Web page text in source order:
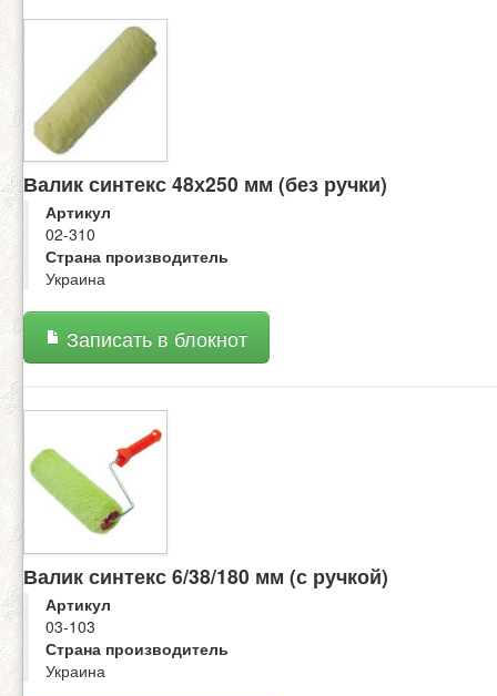
Валик синтекс 48х250 мм (без ручки)
Артикул
02-310
Страна производитель
Украина
Записать в блокнот
Валик синтекс 6/38/180 мм (с ручкой)
Артикул
03-103
Страна производитель
Украина